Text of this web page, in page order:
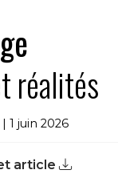
réalités
| 1 juin 2026
article